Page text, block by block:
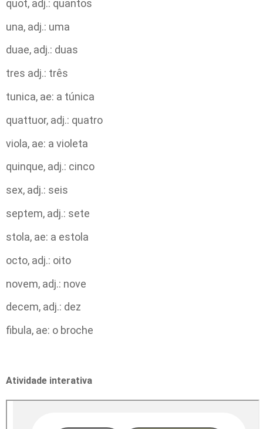
quot, adj.: quantos
una, adj.: uma
duae, adj.: duas
tres adj.: três
tunica, ae: a túnica
quattuor, adj.: quatro
viola, ae: a violeta
quinque, adj.: cinco
sex, adj.: seis
septem, adj.: sete
stola, ae: a estola
octo, adj.: oito
novem, adj.: nove
decem, adj.: dez
fibula, ae: o broche
Atividade interativa